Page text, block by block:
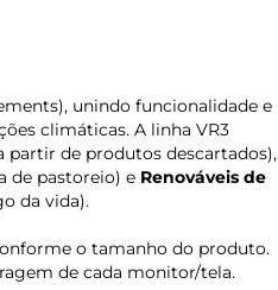
unindo funcionalidade e
climáticas. A linha VR3
partir de produtos descartados),
de pastoreio) e Renováveis de
da vida).
o tamanho do produto.
de cada monitor/tela.